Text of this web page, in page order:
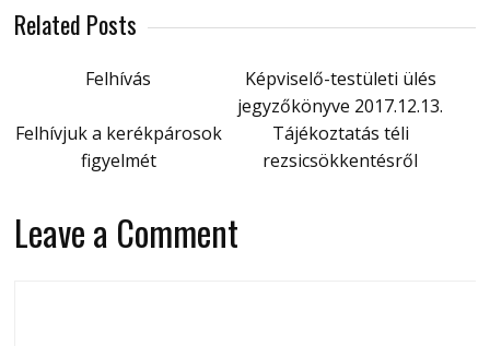
Related Posts
Felhívás
Képviselő-testületi ülés
jegyzőkönyve 2017.12.13.
Felhívjuk a kerékpárosok
figyelmét
Tájékoztatás téli
rezsicsökkentésről
Leave a Comment